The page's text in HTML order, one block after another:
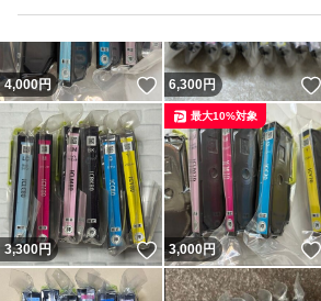
4,000円 いいね！
6,300円
3,300円 いいね！
3,000円
最大10%対象